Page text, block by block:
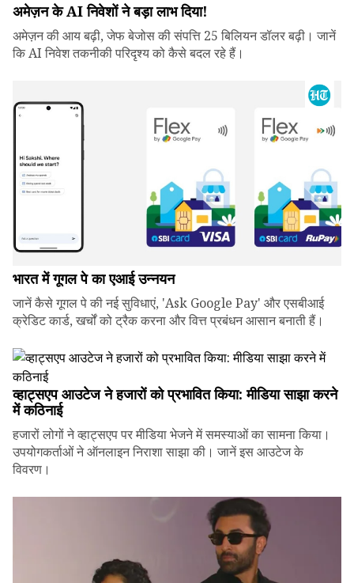
अमेज़न के AI निवेशों ने बड़ा लाभ दिया!
अमेज़न की आय बढ़ी, जेफ बेजोस की संपत्ति 25 बिलियन डॉलर बढ़ी। जानें
कि AI निवेश तकनीकी परिदृश्य को कैसे बदल रहे हैं।
भारत में गूगल पे का एआई उन्नयन
जानें कैसे गूगल पे की नई सुविधाएं, 'Ask Google Pay' और एसबीआई
क्रेडिट कार्ड, खर्चों को ट्रैक करना और वित्त प्रबंधन आसान बनाती हैं।
व्हाट्सएप आउटेज ने हजारों को प्रभावित किया: मीडिया साझा करने
में कठिनाई
हजारों लोगों ने व्हाट्सएप पर मीडिया भेजने में समस्याओं का सामना किया।
उपयोगकर्ताओं ने ऑनलाइन निराशा साझा की। जानें इस आउटेज के
विवरण।